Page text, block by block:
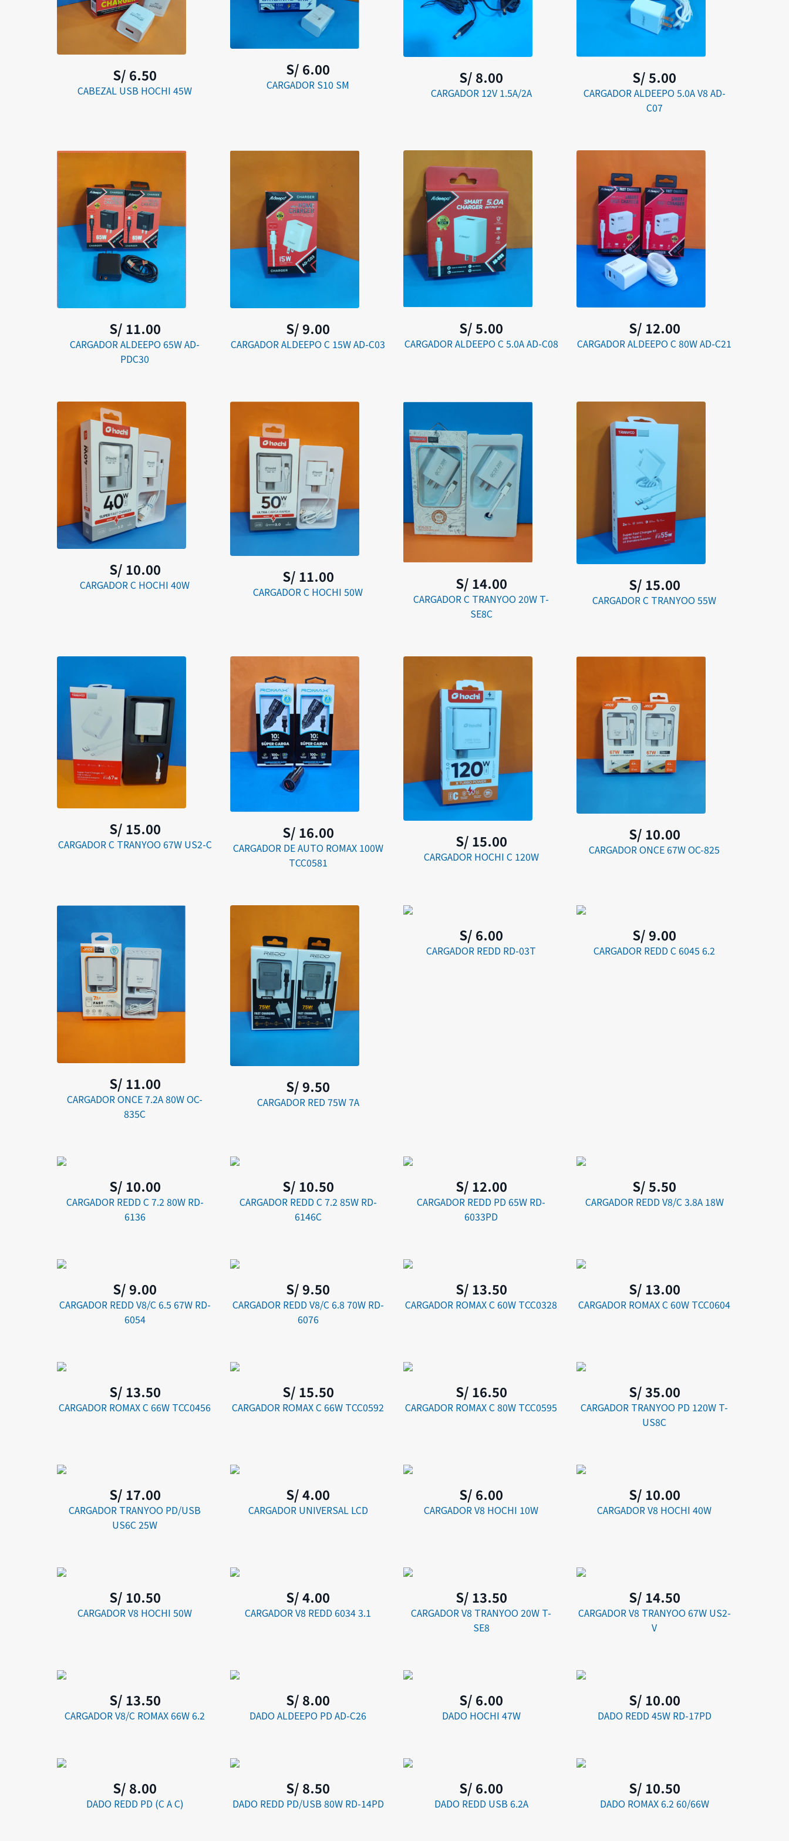
S/ 6.50
CABEZAL USB HOCHI 45W
S/ 6.00
CARGADOR S10 SM S/ 8.00
CARGADOR 12V 1.5A/2A
S/ 5.00
CARGADOR ALDEEPO 5.0A V8 AD-
C07
S/ 11.00
CARGADOR ALDEEPO 65W AD-
PDC30
S/ 9.00
CARGADOR ALDEEPO C 15W AD-C03
S/ 5.00
CARGADOR ALDEEPO C 5.0A AD-C08
S/ 12.00
CARGADOR ALDEEPO C 80W AD-C21
S/ 10.00
CARGADOR C HOCHI 40W S/ 11.00
CARGADOR C HOCHI 50W S/ 14.00
CARGADOR C TRANYOO 20W T-
SE8C
S/ 15.00
CARGADOR C TRANYOO 55W
S/ 15.00
CARGADOR C TRANYOO 67W US2-C
S/ 16.00
CARGADOR DE AUTO ROMAX 100W
TCC0581
S/ 15.00
CARGADOR HOCHI C 120W
S/ 10.00
CARGADOR ONCE 67W OC-825
S/ 11.00
CARGADOR ONCE 7.2A 80W OC-
835C
S/ 9.50
CARGADOR RED 75W 7A
S/ 6.00
CARGADOR REDD RD-03T
S/ 9.00
CARGADOR REDD C 6045 6.2
S/ 10.00
CARGADOR REDD C 7.2 80W RD-
6136
S/ 10.50
CARGADOR REDD C 7.2 85W RD-
6146C
S/ 12.00
CARGADOR REDD PD 65W RD-
6033PD
S/ 5.50
CARGADOR REDD V8/C 3.8A 18W
S/ 9.00
CARGADOR REDD V8/C 6.5 67W RD-
6054
S/ 9.50
CARGADOR REDD V8/C 6.8 70W RD-
6076
S/ 13.50
CARGADOR ROMAX C 60W TCC0328
S/ 13.00
CARGADOR ROMAX C 60W TCC0604
S/ 13.50
CARGADOR ROMAX C 66W TCC0456
S/ 15.50
CARGADOR ROMAX C 66W TCC0592
S/ 16.50
CARGADOR ROMAX C 80W TCC0595
S/ 35.00
CARGADOR TRANYOO PD 120W T-
US8C
S/ 17.00
CARGADOR TRANYOO PD/USB
US6C 25W
S/ 4.00
CARGADOR UNIVERSAL LCD
S/ 6.00
CARGADOR V8 HOCHI 10W
S/ 10.00
CARGADOR V8 HOCHI 40W
S/ 10.50
CARGADOR V8 HOCHI 50W
S/ 4.00
CARGADOR V8 REDD 6034 3.1
S/ 13.50
CARGADOR V8 TRANYOO 20W T-
SE8
S/ 14.50
CARGADOR V8 TRANYOO 67W US2-
V
S/ 13.50
CARGADOR V8/C ROMAX 66W 6.2
S/ 8.00
DADO ALDEEPO PD AD-C26
S/ 6.00
DADO HOCHI 47W
S/ 10.00
DADO REDD 45W RD-17PD
S/ 8.00
DADO REDD PD (C A C)
S/ 8.50
DADO REDD PD/USB 80W RD-14PD
S/ 6.00
DADO REDD USB 6.2A
S/ 10.50
DADO ROMAX 6.2 60/66W